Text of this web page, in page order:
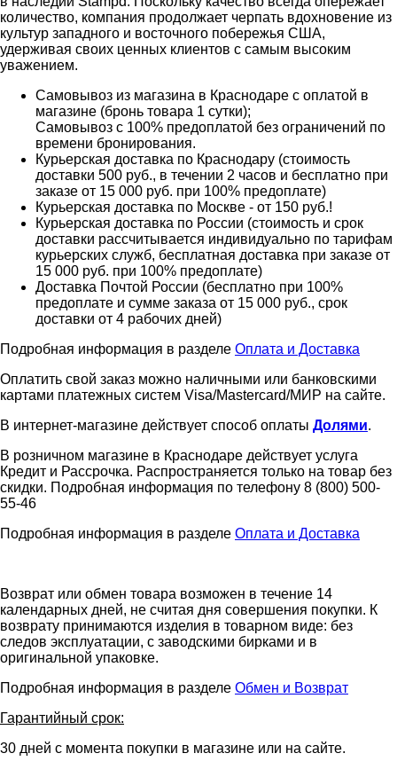
количество, компания продолжает черпать вдохновение из
культур западного и восточного побережья США,
удерживая своих ценных клиентов с самым высоким
уважением.
Самовывоз из магазина в Краснодаре с оплатой в
магазине (бронь товара 1 сутки);
Самовывоз с 100% предоплатой без ограничений по
времени бронирования.
Курьерская доставка по Краснодару (стоимость
доставки 500 руб., в течении 2 часов и бесплатно при
заказе от 15 000 руб. при 100% предоплате)
Курьерская доставка по Москве - от 150 руб.!
Курьерская доставка по России (стоимость и срок
доставки рассчитывается индивидуально по тарифам
курьерских служб, бесплатная доставка при заказе от
15 000 руб. при 100% предоплате)
Доставка Почтой России (бесплатно при 100%
предоплате и сумме заказа от 15 000 руб., срок
доставки от 4 рабочих дней)
Подробная информация в разделе Оплата и Доставка
Оплатить свой заказ можно наличными или банковскими
картами платежных систем Visa/Mastercard/МИР на сайте.
В интернет-магазине действует способ оплаты Долями.
В розничном магазине в Краснодаре действует услуга
Кредит и Рассрочка. Распространяется только на товар без
скидки. Подробная информация по телефону 8 (800) 500-
55-46
Подробная информация в разделе Оплата и Доставка
Возврат или обмен товара возможен в течение 14
календарных дней, не считая дня совершения покупки. К
возврату принимаются изделия в товарном виде: без
следов эксплуатации, с заводскими бирками и в
оригинальной упаковке.
Подробная информация в разделе Обмен и Возврат
Гарантийный срок:
30 дней с момента покупки в магазине или на сайте.